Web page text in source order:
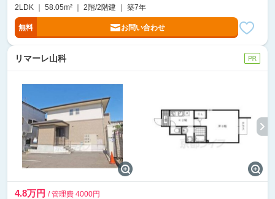
2LDK ｜ 58.05m² ｜ 2階/2階建 ｜ 築7年
無料 お問い合わせ
リマーレ山科
4.8万円 / 管理費 4000円